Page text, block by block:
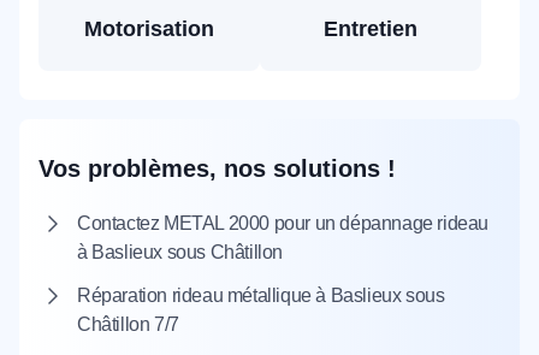
Motorisation Entretien
Vos problèmes, nos solutions !
Contactez METAL 2000 pour un dépannage rideau
à Baslieux sous Châtillon
Réparation rideau métallique à Baslieux sous
Châtillon 7/7